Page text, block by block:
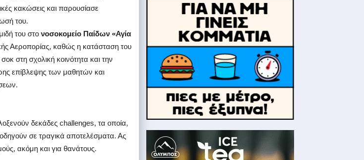
κακώσεις και παρουσίασε
του.
του στο νοσοκομείο Παίδων «Αγία
Αεροπορίας, καθώς η κατάσταση του
στη σχολική κοινότητα και την
επίβλεψης των μαθητών και
δεκάδες challenges, τα οποία,
σε τραγικά αποτελέσματα. Ας
ακόμη και για θανάτους.